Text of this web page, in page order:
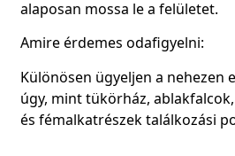
alaposan mossa le a felületet.
Amire érdemes odafigyelni:
Különösen ügyeljen a nehezen
úgy, mint tükörház,
és fémalkatrészek találkozási